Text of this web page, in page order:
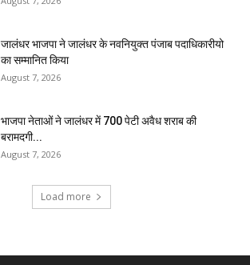
जालंधर भाजपा ने जालंधर के नवनियुक्त पंजाब पदाधिकारीयो
का सम्मानित किया
August 7, 2026
भाजपा नेताओं ने जालंधर में 700 पेटी अवैध शराब की
बरामदगी...
August 7, 2026
Load more